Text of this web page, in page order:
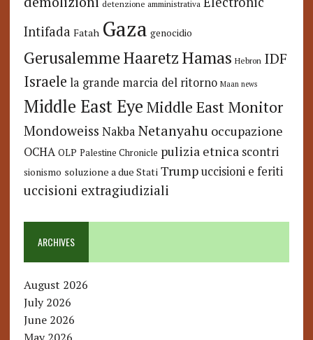
detenzione amministrativa
Intifada Fatah Gaza genocidio
GerusalemmeHaaretzHamas Hebron IDF
Israele la grande marcia del ritorno Maan news
Middle East Eye Middle East Monitor
Mondoweiss Nakba Netanyahu occupazione
OCHA OLP Palestine Chronicle pulizia etnica scontri
sionismo soluzione a due Stati Trump uccisioni e feriti
uccisioni extragiudiziali
ARCHIVES
August 2026
July 2026
June 2026